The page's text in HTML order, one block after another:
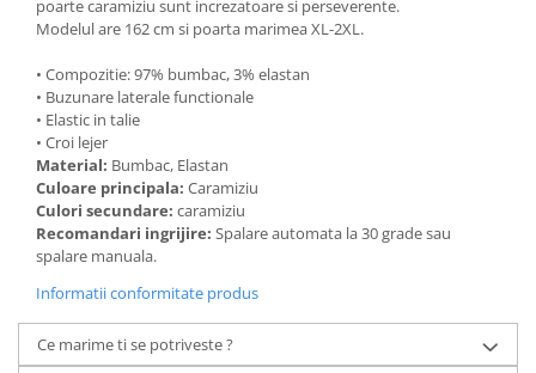
poarte caramiziu sunt increzatoare si perseverente.
Modelul are 162 cm si poarta marimea XL-2XL.
• Compozitie: 97% bumbac, 3% elastan
• Buzunare laterale functionale
• Elastic in talie
• Croi lejer
Material: Bumbac, Elastan
Culoare principala: Caramiziu
Culori secundare: caramiziu
Recomandari ingrijire: Spalare automata la 30 grade sau
spalare manuala.
Informatii conformitate produs
Ce marime ti se potriveste ?